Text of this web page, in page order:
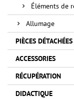
Éléments de
Allumage
PIÈCES DÉTACHÉES
ACCESSORIES
RÉCUPÉRATION
DIDACTIQUE